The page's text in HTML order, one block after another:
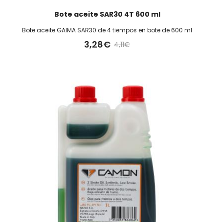
Bote aceite SAR30 4T 600 ml
Bote aceite GAIMA SAR30 de 4 tiempos en bote de 600 ml
3,28€ 4,11€